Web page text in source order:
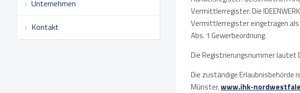
Unternehmen
Kontakt
Vermittlerregister: Die
Vermittlerregister eingetragen als
Abs. 1 Gewerbeordnung.
Die Registrierungsnummer lautet
Die zuständige Erlaubnisbehörde
Münster,www.ihk-